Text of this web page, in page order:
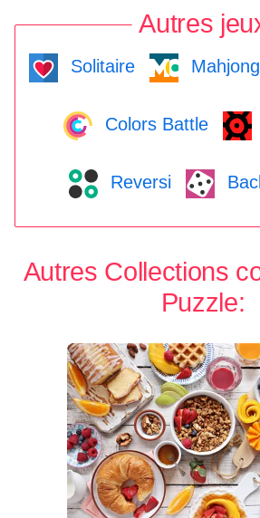
Autres
Solitaire Mahjong
Colors Battle
Reversi
Autres Collections
Puzzle: